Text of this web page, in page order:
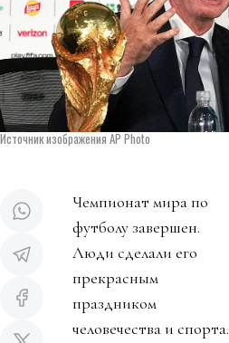
Источник изображения AP Photo
Чемпионат мира по
футболу завершен.
Люди сделали его
прекрасным
праздником
человечества и спорта.